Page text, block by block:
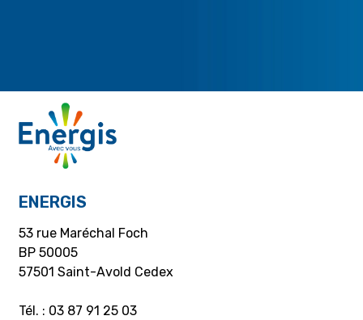
ENERGIS
53 rue Maréchal Foch
BP 50005
57501 Saint-Avold Cedex
Tél. : 03 87 91 25 03